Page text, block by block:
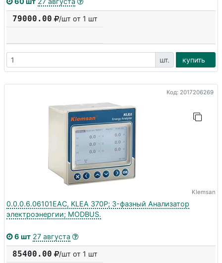
79000.00 /шт от 1 шт
шт. купить
Код: 2017206269
Klemsan
0.0.0.6.06101EAC, KLEA 370P; 3-фазный Анализатор
электроэнергии; MODBUS.
6 шт 27 августа
85400.00 /шт от 1 шт